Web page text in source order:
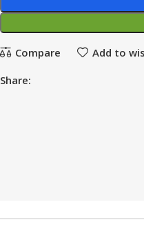
Compare Add to
Share: